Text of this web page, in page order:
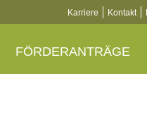
Karriere Kontakt
FÖRDERANTRÄGE